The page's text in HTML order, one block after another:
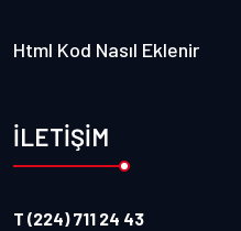
Html Kod Nasıl Eklenir
İLETİŞİM
T (224) 711 24 43